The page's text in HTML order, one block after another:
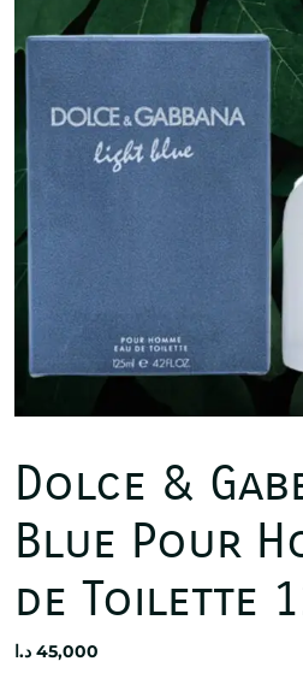
Dolce &
Blue Pour
de Toilette
45,000 د.ا